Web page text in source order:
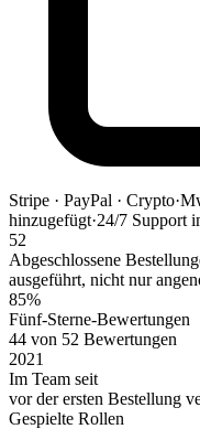
Stripe · PayPal · Crypto·
hinzugefügt·24/7 Support
52
Abgeschlossene
ausgeführt, nicht nur
85%
Fünf-Sterne-Bewertungen
44 von 52 Bewertungen
2021
Im Team seit
vor der ersten Bestellung
Gespielte Rollen